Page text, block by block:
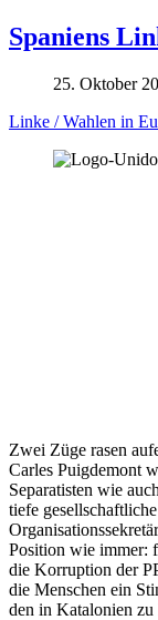
Spaniens
25. Oktober
Linke / Wahlen in
Zwei Züge rasen
Carles Puigdemont
Separatisten wie
tiefe
Position wie immer:
die Korruption der
die Menschen ein
den in Katalonien zu